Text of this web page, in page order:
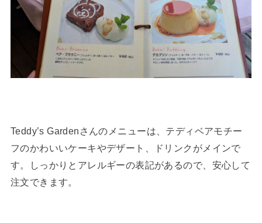
Teddy’s Gardenさんのメニューは、テディベアモチー
フのかわいいケーキやデザート、ドリンクがメインで
す。しっかりとアレルギーの表記があるので、安心して
注文できます。